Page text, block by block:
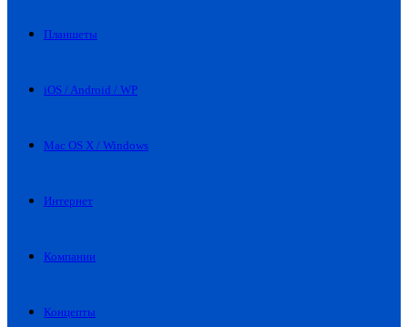
Планшеты
iOS / Android / WP
Mac OS X / Windows
Интернет
Компании
Концепты